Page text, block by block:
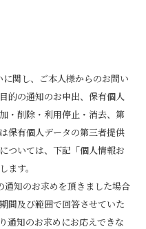
関し、ご本人様からのお問い
的の通知のお申出、保有個人
・削除・利用停止・消去、第
保有個人データの第三者提供
ついては、下記「個人情報お
す。
知のお求めを頂きました場合
間及び範囲で回答させていた
通知のお求めにお応えできな